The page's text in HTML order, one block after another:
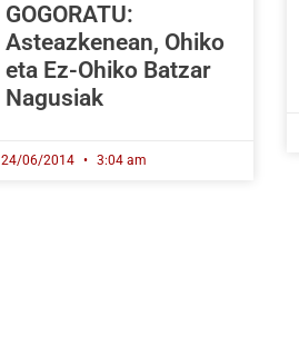
GOGORATU:
Asteazkenean, Ohiko
eta Ez-Ohiko Batzar
Nagusiak
24/06/2014 3:04 am